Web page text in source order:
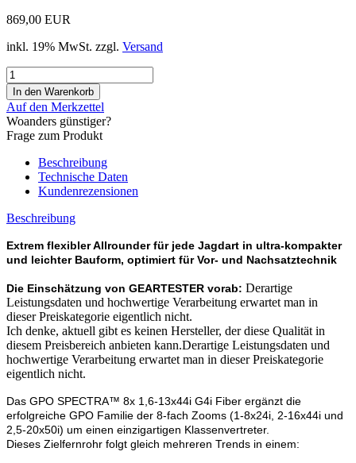
869,00 EUR
inkl. 19% MwSt. zzgl. Versand
Auf den Merkzettel
Woanders günstiger?
Frage zum Produkt
Beschreibung
Technische Daten
Kundenrezensionen
Beschreibung
Extrem flexibler Allrounder für jede Jagdart in ultra-kompakter
und leichter Bauform, optimiert für Vor- und Nachsatztechnik
Die Einschätzung von GEARTESTER vorab: Derartige
Leistungsdaten und hochwertige Verarbeitung erwartet man in
dieser Preiskategorie eigentlich nicht.
Ich denke, aktuell gibt es keinen Hersteller, der diese Qualität in
diesem Preisbereich anbieten kann.Derartige Leistungsdaten und
hochwertige Verarbeitung erwartet man in dieser Preiskategorie
eigentlich nicht.
Das GPO SPECTRA™ 8x 1,6-13x44i G4i Fiber ergänzt die
erfolgreiche GPO Familie der 8-fach Zooms (1-8x24i, 2-16x44i und
2,5-20x50i) um einen einzigartigen Klassenvertreter.
Dieses Zielfernrohr folgt gleich mehreren Trends in einem: